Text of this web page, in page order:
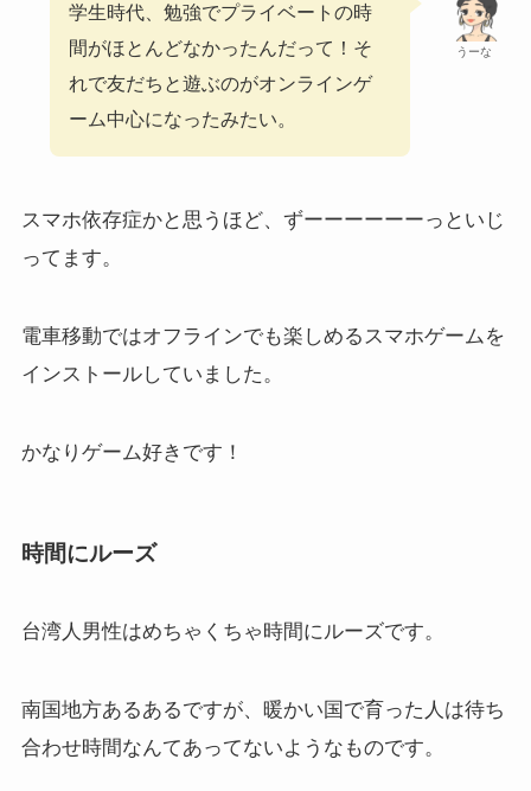
うーな
学生時代、勉強でプライベートの時
間がほとんどなかったんだって！そ
れで友だちと遊ぶのがオンラインゲ
ーム中心になったみたい。
スマホ依存症かと思うほど、ずーーーーーーっといじ
ってます。
電車移動ではオフラインでも楽しめるスマホゲームを
インストールしていました。
かなりゲーム好きです！
時間にルーズ
台湾人男性はめちゃくちゃ時間にルーズです。
南国地方あるあるですが、暖かい国で育った人は待ち
合わせ時間なんてあってないようなものです。